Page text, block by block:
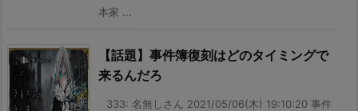
本家 ...
【話題】事件簿復刻はどのタイミングで
来るんだろ
333: 名無しさん 2021/05/06(木) 19:10:20 事件